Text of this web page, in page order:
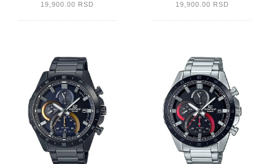
19,900.00 RSD 19,900.00 RSD